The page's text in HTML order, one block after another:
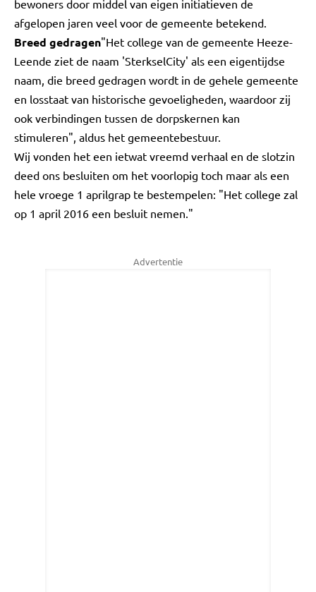
bewoners door middel van eigen initiatieven de
afgelopen jaren veel voor de gemeente betekend.
Breed gedragen"Het college van de gemeente Heeze-
Leende ziet de naam 'SterkselCity' als een eigentijdse
naam, die breed gedragen wordt in de gehele gemeente
en losstaat van historische gevoeligheden, waardoor zij
ook verbindingen tussen de dorpskernen kan
stimuleren", aldus het gemeentebestuur.
Wij vonden het een ietwat vreemd verhaal en de slotzin
deed ons besluiten om het voorlopig toch maar als een
hele vroege 1 aprilgrap te bestempelen: "Het college zal
op 1 april 2016 een besluit nemen."
Advertentie